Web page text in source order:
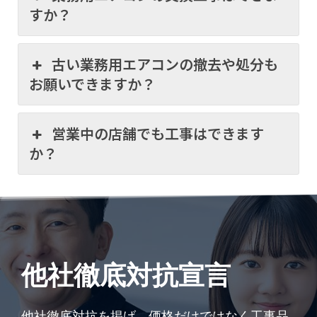
すか？
古い業務用エアコンの撤去や処分も
お願いできますか？
営業中の店舗でも工事はできます
か？
他社徹底対抗宣言